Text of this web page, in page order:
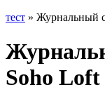
тест » Журнальный
Soho Loft